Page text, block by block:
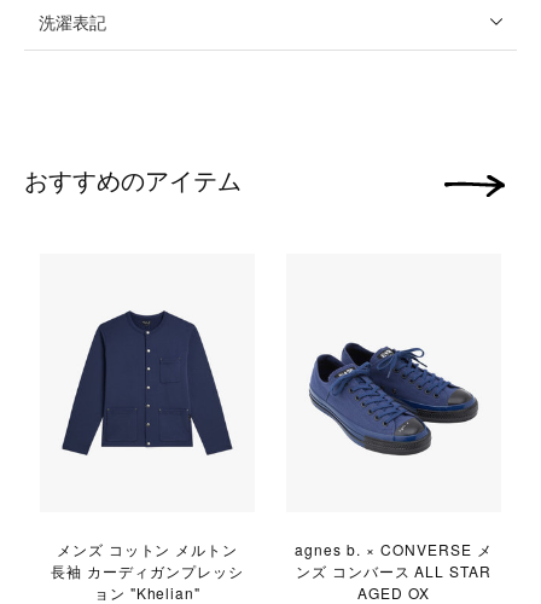
洗濯表記
おすすめのアイテム
メンズ コットン メルトン
長袖 カーディガンプレッシ
ョン "Khelian"
agnes b. × CONVERSE メ
ンズ コンバース ALL STAR
AGED OX
次の画像